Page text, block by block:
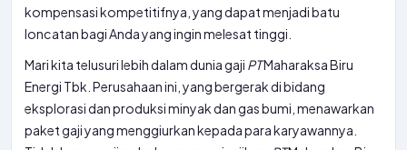
kompensasi kompetitifnya, yang dapat menjadi batu
loncatan bagi Anda yang ingin melesat tinggi.
Mari kita telusuri lebih dalam dunia gaji PTMaharaksa Biru
Energi Tbk. Perusahaan ini, yang bergerak di bidang
eksplorasi dan produksi minyak dan gas bumi, menawarkan
paket gaji yang menggiurkan kepada para karyawannya.